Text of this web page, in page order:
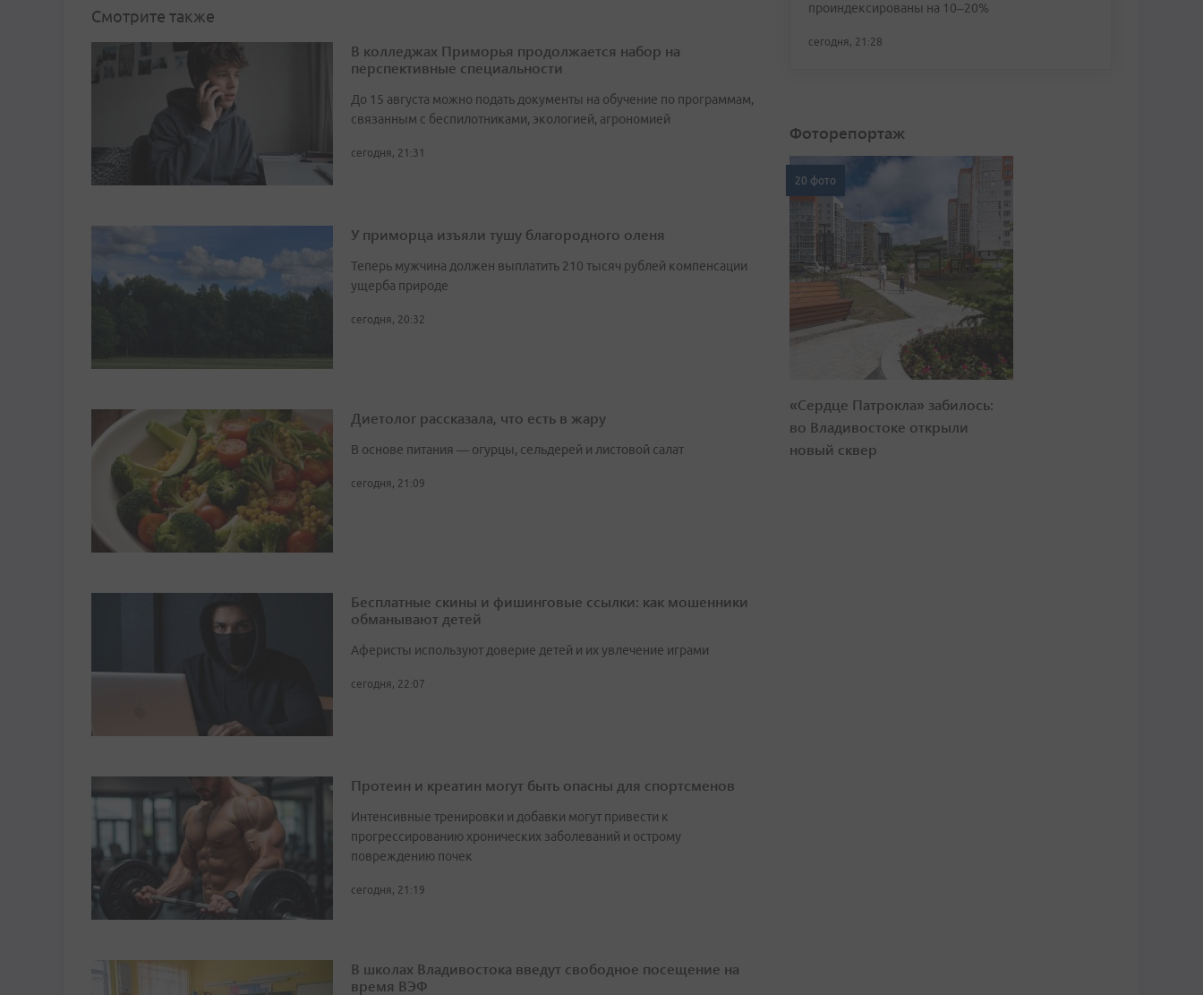
Смотрите также
В колледжах Приморья продолжается набор на
перспективные специальности
До 15 августа можно подать документы на обучение по программам,
связанным с беспилотниками, экологией, агрономией
сегодня, 21:31
У приморца изъяли тушу благородного оленя
Теперь мужчина должен выплатить 210 тысяч рублей компенсации
ущерба природе
сегодня, 20:32
Диетолог рассказала, что есть в жару
В основе питания — огурцы, сельдерей и листовой салат
сегодня, 21:09
Бесплатные скины и фишинговые ссылки: как мошенники
обманывают детей
Аферисты используют доверие детей и их увлечение играми
сегодня, 22:07
Протеин и креатин могут быть опасны для спортсменов
Интенсивные тренировки и добавки могут привести к
прогрессированию хронических заболеваний и острому
повреждению почек
сегодня, 21:19
В школах Владивостока введут свободное посещение на
время ВЭФ
проиндексированы на 10–20%
сегодня, 21:28
Фоторепортаж
20 фото
«Сердце Патрокла» забилось:
во Владивостоке открыли
новый сквер